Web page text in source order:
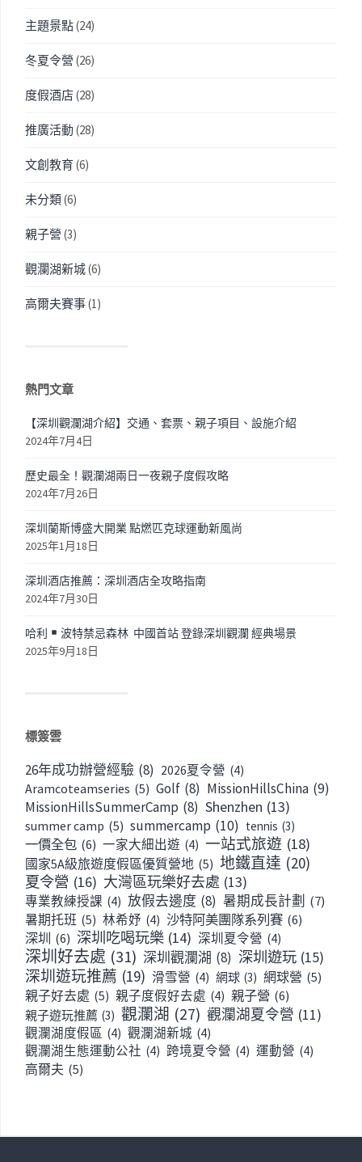
主題景點(24)
冬夏令營 (26)
度假酒店(28)
推廣活動 (28)
文創教育 (6)
未分類(6)
親子營 (3)
觀瀾湖新城(6)
高爾夫賽事(1)
熱門文章
【深圳觀瀾湖介紹】交通、套票、親子項目、設施介紹
2024年7月4日
歷史最全！觀瀾湖兩日一夜親子度假攻略
2024年7月26日
深圳蘭斯博盛大開業 點燃匹克球運動新風尚
2025年1月18日
深圳酒店推薦：深圳酒店全攻略指南
2024年7月30日
哈利
波特禁忌森林 中國首站 登錄深圳觀瀾 經典場景
2025年9月18日
標簽雲
26年成功辦營經驗 (8) 2026夏令營 (4)
Aramcoteamseries (5) Golf (8) MissionHillsChina (9)
MissionHillsSummerCamp (8) Shenzhen (13)
summer camp (5) summercamp (10) tennis (3)
一價全包 (6) 一家大細出遊 (4) 一站式旅遊 (18)
國家5A級旅遊度假區優質營地 (5) 地鐵直達 (20)
夏令營 (16) 大灣區玩樂好去處 (13)
專業教練授課 (4) 放假去邊度 (8) 暑期成長計劃 (7)
暑期托班 (5) 林希妤 (4) 沙特阿美團隊系列賽 (6)
深圳 (6) 深圳吃喝玩樂 (14) 深圳夏令營 (4)
深圳好去處 (31) 深圳觀瀾湖 (8) 深圳遊玩 (15)
深圳遊玩推薦 (19) 滑雪營 (4) 網球 (3) 網球營 (5)
親子好去處 (5) 親子度假好去處 (4) 親子營 (6)
親子遊玩推薦 (3) 觀瀾湖 (27) 觀瀾湖夏令營 (11)
觀瀾湖度假區 (4) 觀瀾湖新城 (4)
觀瀾湖生態運動公社 (4) 跨境夏令營 (4) 運動營 (4)
高爾夫 (5)